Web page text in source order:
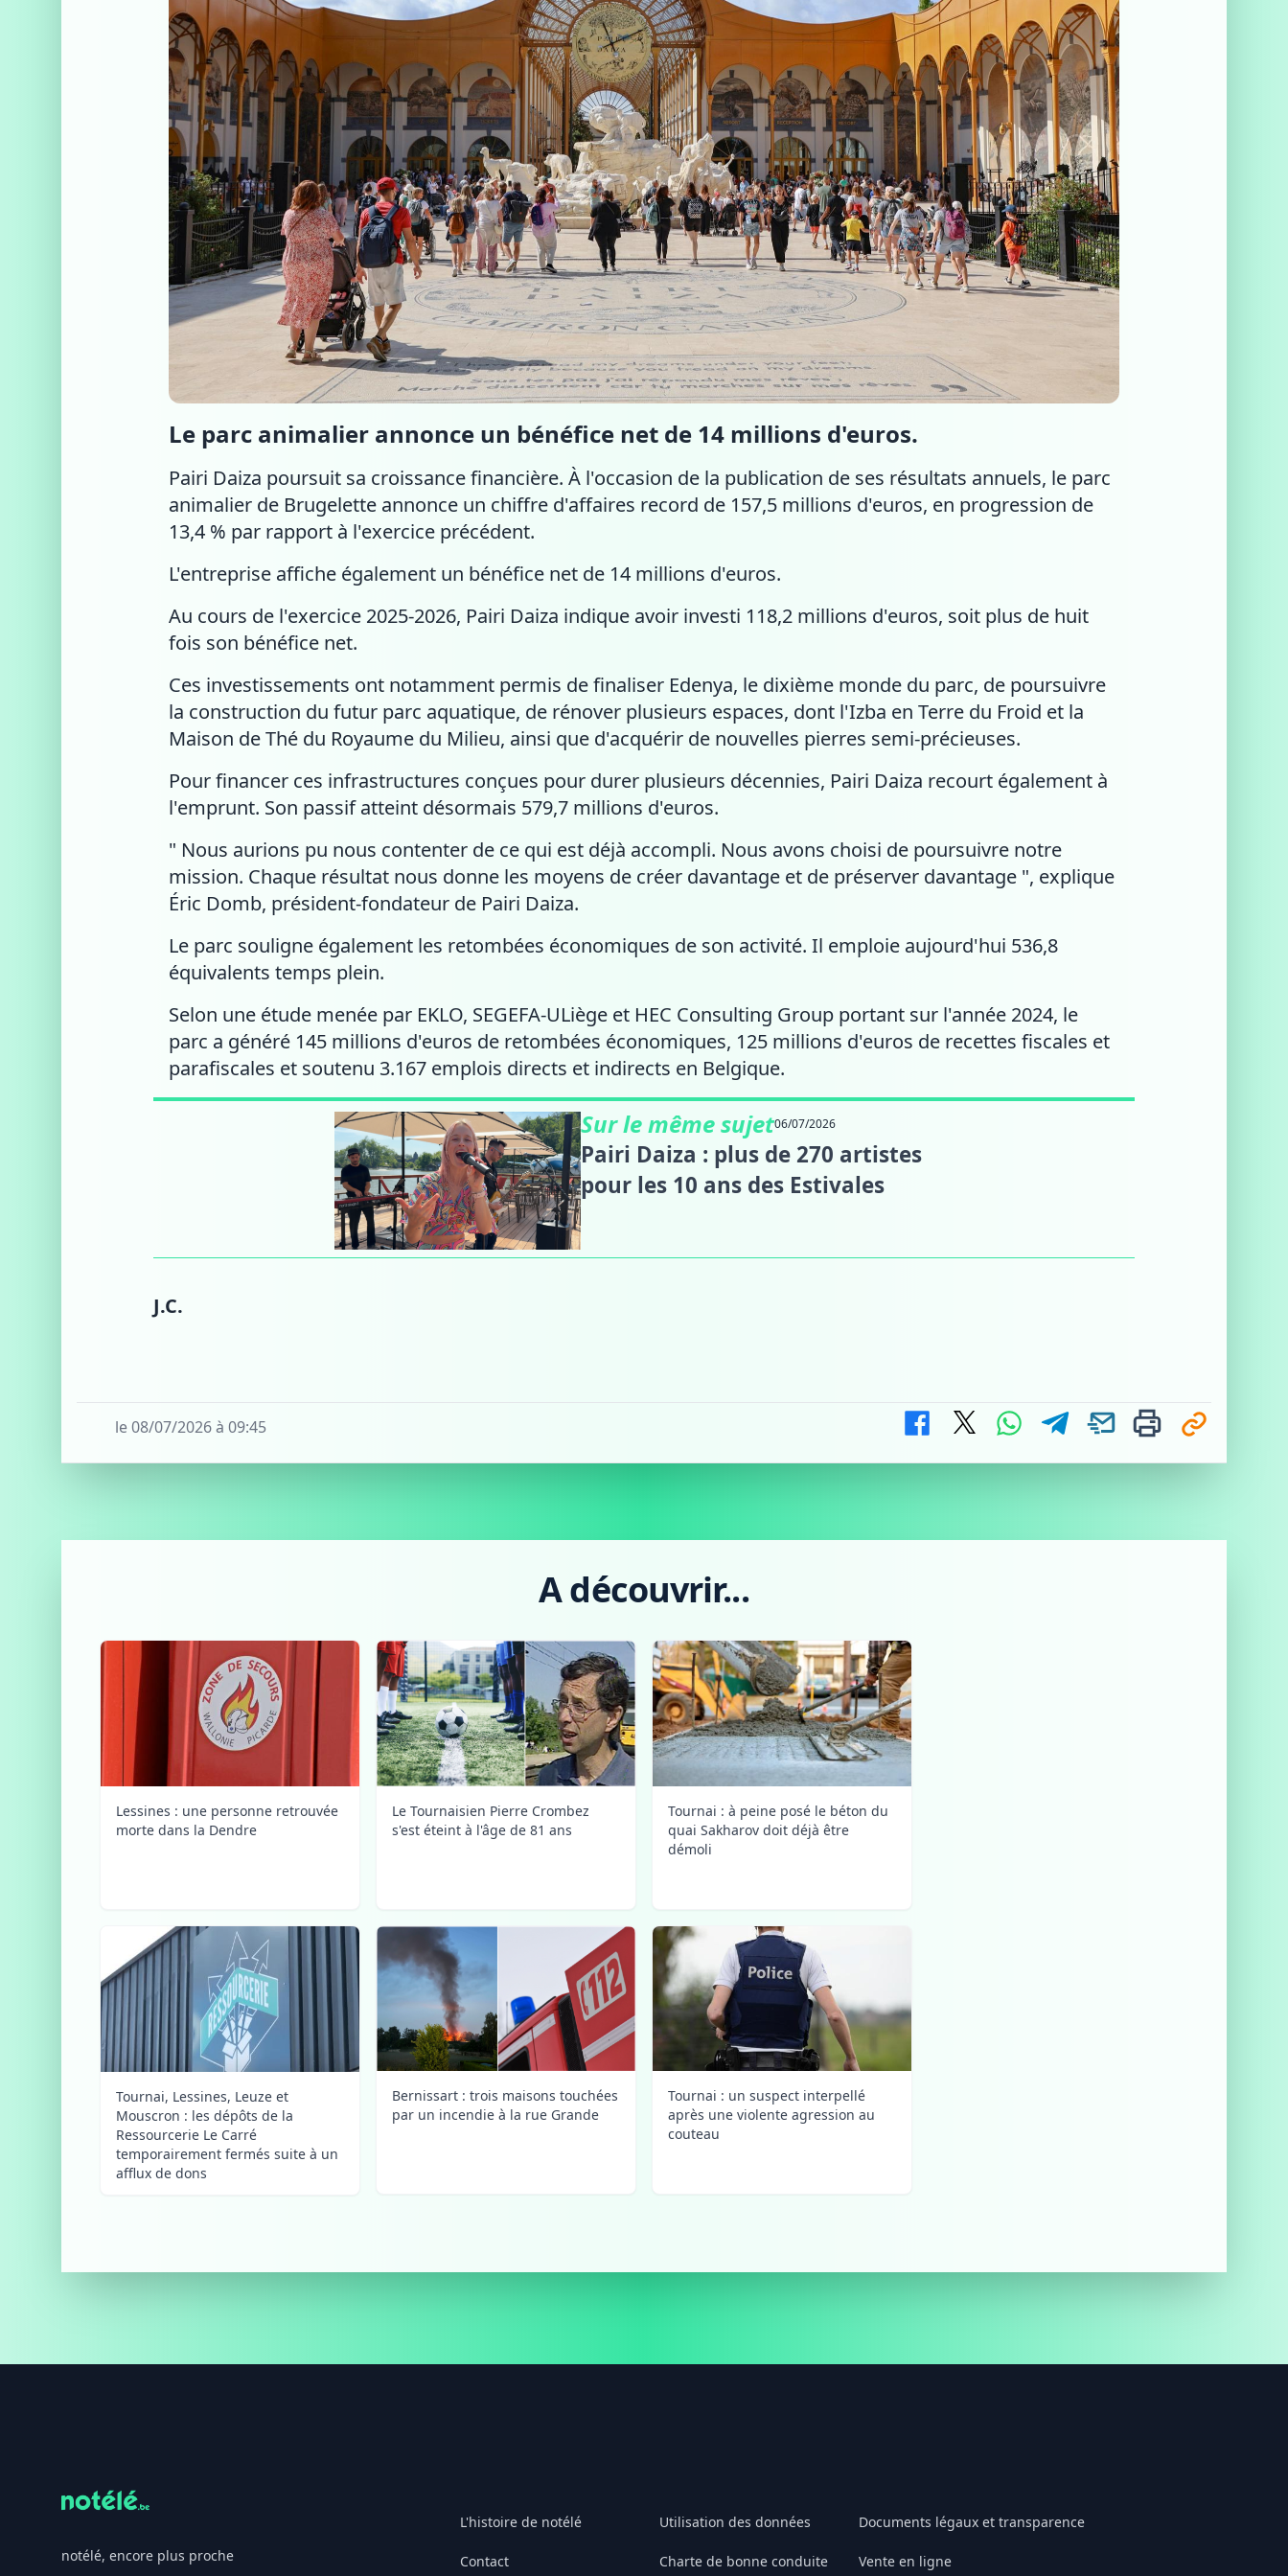
Le parc animalier annonce un bénéfice net de 14 millions d'euros.
Pairi Daiza poursuit sa croissance financière. À l'occasion de la publication de ses résultats annuels, le parc
animalier de Brugelette annonce un chiffre d'affaires record de 157,5 millions d'euros, en progression de
13,4 % par rapport à l'exercice précédent.
L'entreprise affiche également un bénéfice net de 14 millions d'euros.
Au cours de l'exercice 2025-2026, Pairi Daiza indique avoir investi 118,2 millions d'euros, soit plus de huit
fois son bénéfice net.
Ces investissements ont notamment permis de finaliser Edenya, le dixième monde du parc, de poursuivre
la construction du futur parc aquatique, de rénover plusieurs espaces, dont l'Izba en Terre du Froid et la
Maison de Thé du Royaume du Milieu, ainsi que d'acquérir de nouvelles pierres semi-précieuses.
Pour financer ces infrastructures conçues pour durer plusieurs décennies, Pairi Daiza recourt également à
l'emprunt. Son passif atteint désormais 579,7 millions d'euros.
" Nous aurions pu nous contenter de ce qui est déjà accompli. Nous avons choisi de poursuivre notre
mission. Chaque résultat nous donne les moyens de créer davantage et de préserver davantage ", explique
Éric Domb, président-fondateur de Pairi Daiza.
Le parc souligne également les retombées économiques de son activité. Il emploie aujourd'hui 536,8
équivalents temps plein.
Selon une étude menée par EKLO, SEGEFA-ULiège et HEC Consulting Group portant sur l'année 2024, le
parc a généré 145 millions d'euros de retombées économiques, 125 millions d'euros de recettes fiscales et
parafiscales et soutenu 3.167 emplois directs et indirects en Belgique.
Sur le même sujet06/07/2026
Pairi Daiza : plus de 270 artistes
pour les 10 ans des Estivales
J.C.
le 08/07/2026 à 09:45
A découvrir...
Lessines : une personne retrouvée
morte dans la Dendre
Le Tournaisien Pierre Crombez
s'est éteint à l'âge de 81 ans
Tournai : à peine posé le béton du
quai Sakharov doit déjà être
démoli
Tournai, Lessines, Leuze et
Mouscron : les dépôts de la
Ressourcerie Le Carré
temporairement fermés suite à un
afflux de dons
Bernissart : trois maisons touchées
par un incendie à la rue Grande
Tournai : un suspect interpellé
après une violente agression au
couteau
notélé, encore plus proche
L'histoire de notélé
Contact
Utilisation des données
Charte de bonne conduite
Documents légaux et transparence
Vente en ligne